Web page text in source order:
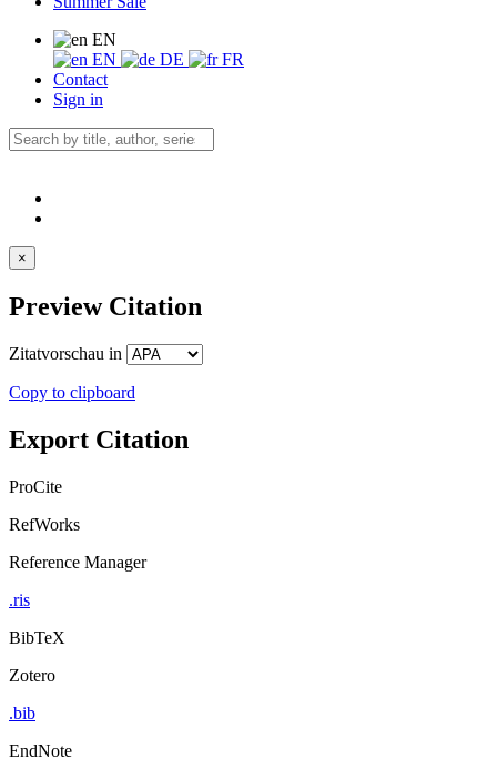
EN
EN
DE
FR
Contact
Sign in
×
Preview Citation
Zitatvorschau in
Copy to clipboard
Export Citation
ProCite
RefWorks
Reference Manager
.ris
BibTeX
Zotero
.bib
EndNote